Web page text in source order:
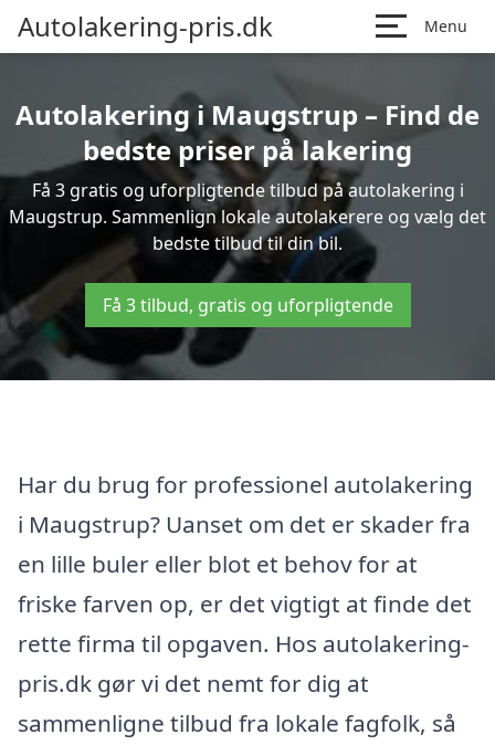
Autolakering-pris.dk Menu
Autolakering i Maugstrup – Find de
bedste priser på lakering
Få 3 gratis og uforpligtende tilbud på autolakering i
Maugstrup. Sammenlign lokale autolakerere og vælg det
bedste tilbud til din bil.
Få 3 tilbud, gratis og uforpligtende
Har du brug for professionel autolakering
i Maugstrup? Uanset om det er skader fra
en lille buler eller blot et behov for at
friske farven op, er det vigtigt at finde det
rette firma til opgaven. Hos autolakering-
pris.dk gør vi det nemt for dig at
sammenligne tilbud fra lokale fagfolk, så